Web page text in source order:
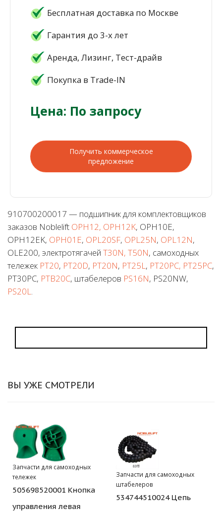
Бесплатная доставка по Москве
Гарантия до 3-х лет
Аренда, Лизинг, Тест-драйв
Покупка в Trade-IN
Цена: По запросу
Получить коммерческое
предложение
910700200017 — подшипник для комплектовщиков
заказов Noblelift OPH12, OPH12K, OPH10E,
OPH12EK, OPH01E, OPL20SF, OPL25N, OPL12N,
OLE200, электротягачей T30N, T50N, самоходных
тележек PT20, PT20D, PT20N, PT25L, PT20PC, PT25PC,
PT30PC, PTB20C, штабелеров PS16N, PS20NW,
PS20L.
ВЫ УЖЕ СМОТРЕЛИ
Запчасти для самоходных
тележек
505698520001 Кнопка
управления левая
Запчасти для самоходных
штабелеров
534744510024 Цепь